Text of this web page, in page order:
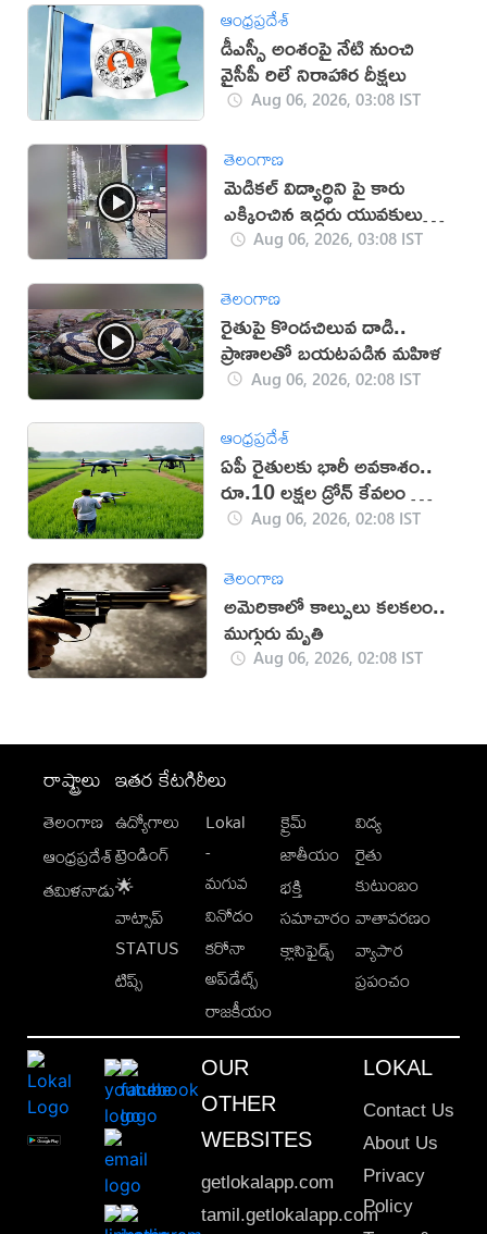
ఆంధ్రప్రదేశ్
డీఎస్సీ అంశంపై నేటి నుంచి
వైసీపీ రిలే నిరాహార దీక్షలు
Aug 06, 2026, 03:08 IST
తెలంగాణ
మెడికల్ విద్యార్థిని పై కారు
ఎక్కించిన ఇద్దరు యువకులు
(వీడియో)
Aug 06, 2026, 03:08 IST
తెలంగాణ
రైతుపై కొండచిలువ దాడి..
ప్రాణాలతో బయటపడిన మహిళ
Aug 06, 2026, 02:08 IST
ఆంధ్రప్రదేశ్
ఏపీ రైతులకు భారీ అవకాశం..
రూ.10 లక్షల డ్రోన్ కేవలం రూ.2
లక్షలకే!Aug 06, 2026, 02:08 IST
తెలంగాణ
అమెరికాలో కాల్పులు కలకలం..
ముగ్గురు మృతి
Aug 06, 2026, 02:08 IST
రాష్ట్రాలు
తెలంగాణ
ఆంధ్రప్రదేశ్
తమిళనాడు
ఇతర కేటగిరీలు
ఉద్యోగాలు
ట్రెండింగ్
🌟
వాట్సాప్
STATUS
టిప్స్
Lokal
-
మగువ
వినోదం
కరోనా
అప్‌డేట్స్
రాజకీయం
క్రైమ్
జాతీయం
భక్తి
సమాచారం
క్లాసిఫైడ్స్
విద్య
రైతు
కుటుంబం
వాతావరణం
వ్యాపార
ప్రపంచం
OUR
OTHER
WEBSITES
getlokalapp.com
tamil.getlokalapp.com
LOKAL
Contact Us
About Us
Privacy
Policy